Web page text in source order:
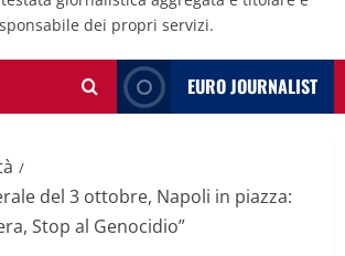
dei propri servizi.
EURO JOURNALIST
del 3 ottobre, Napoli in piazza:
Stop al Genocidio”